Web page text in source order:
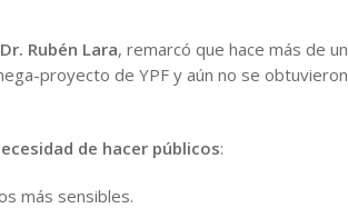
Dr. Rubén Lara, remarcó que hace más de un
proyecto de YPF y aún no se obtuvieron
de hacer públicos:
más sensibles.